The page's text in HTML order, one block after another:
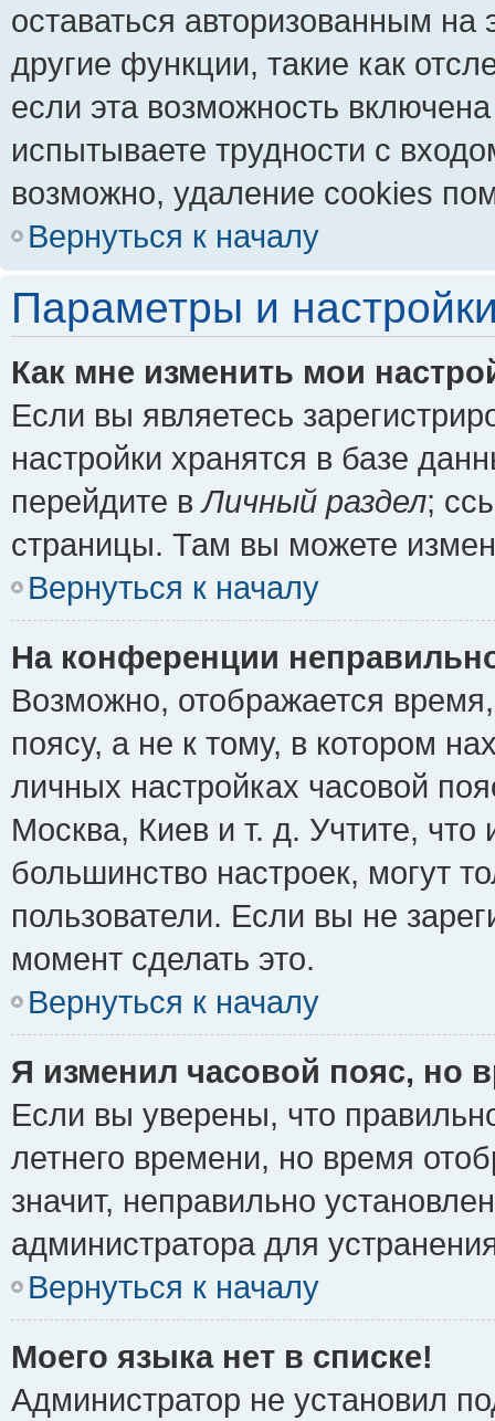
оставаться авторизованным
другие функции, такие как
если эта возможность
испытываете трудности с
возможно, удаление cookies
Вернуться к началу
Параметры и
Как мне изменить мои
Если вы являетесь
настройки хранятся в базе
перейдите вЛичный раздел;
страницы. Там вы можете
Вернуться к началу
На конференции
Возможно, отображается
поясу, а не к тому, в котором
личных настройках часовой
Москва, Киев и т. д. Учтите, что
большинство настроек, могут
пользователи. Если вы не
момент сделать это.
Вернуться к началу
Я изменил часовой пояс, но
Если вы уверены, что
летнего времени, но время
значит, неправильно
администратора для
Вернуться к началу
Моего языка нет в списке!
Администратор не установил